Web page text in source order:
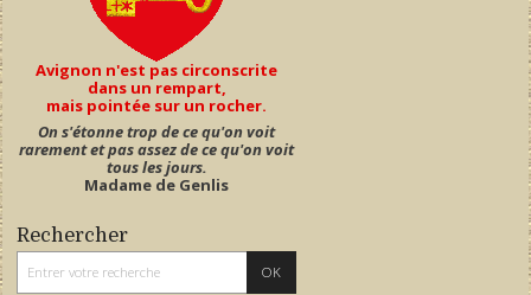
Avignon n'est pas circonscrite
dans un rempart,
mais pointée sur un rocher.
On s'étonne trop de ce qu'on voit
rarement et pas assez de ce qu'on voit
tous les jours.
Madame de Genlis
Rechercher